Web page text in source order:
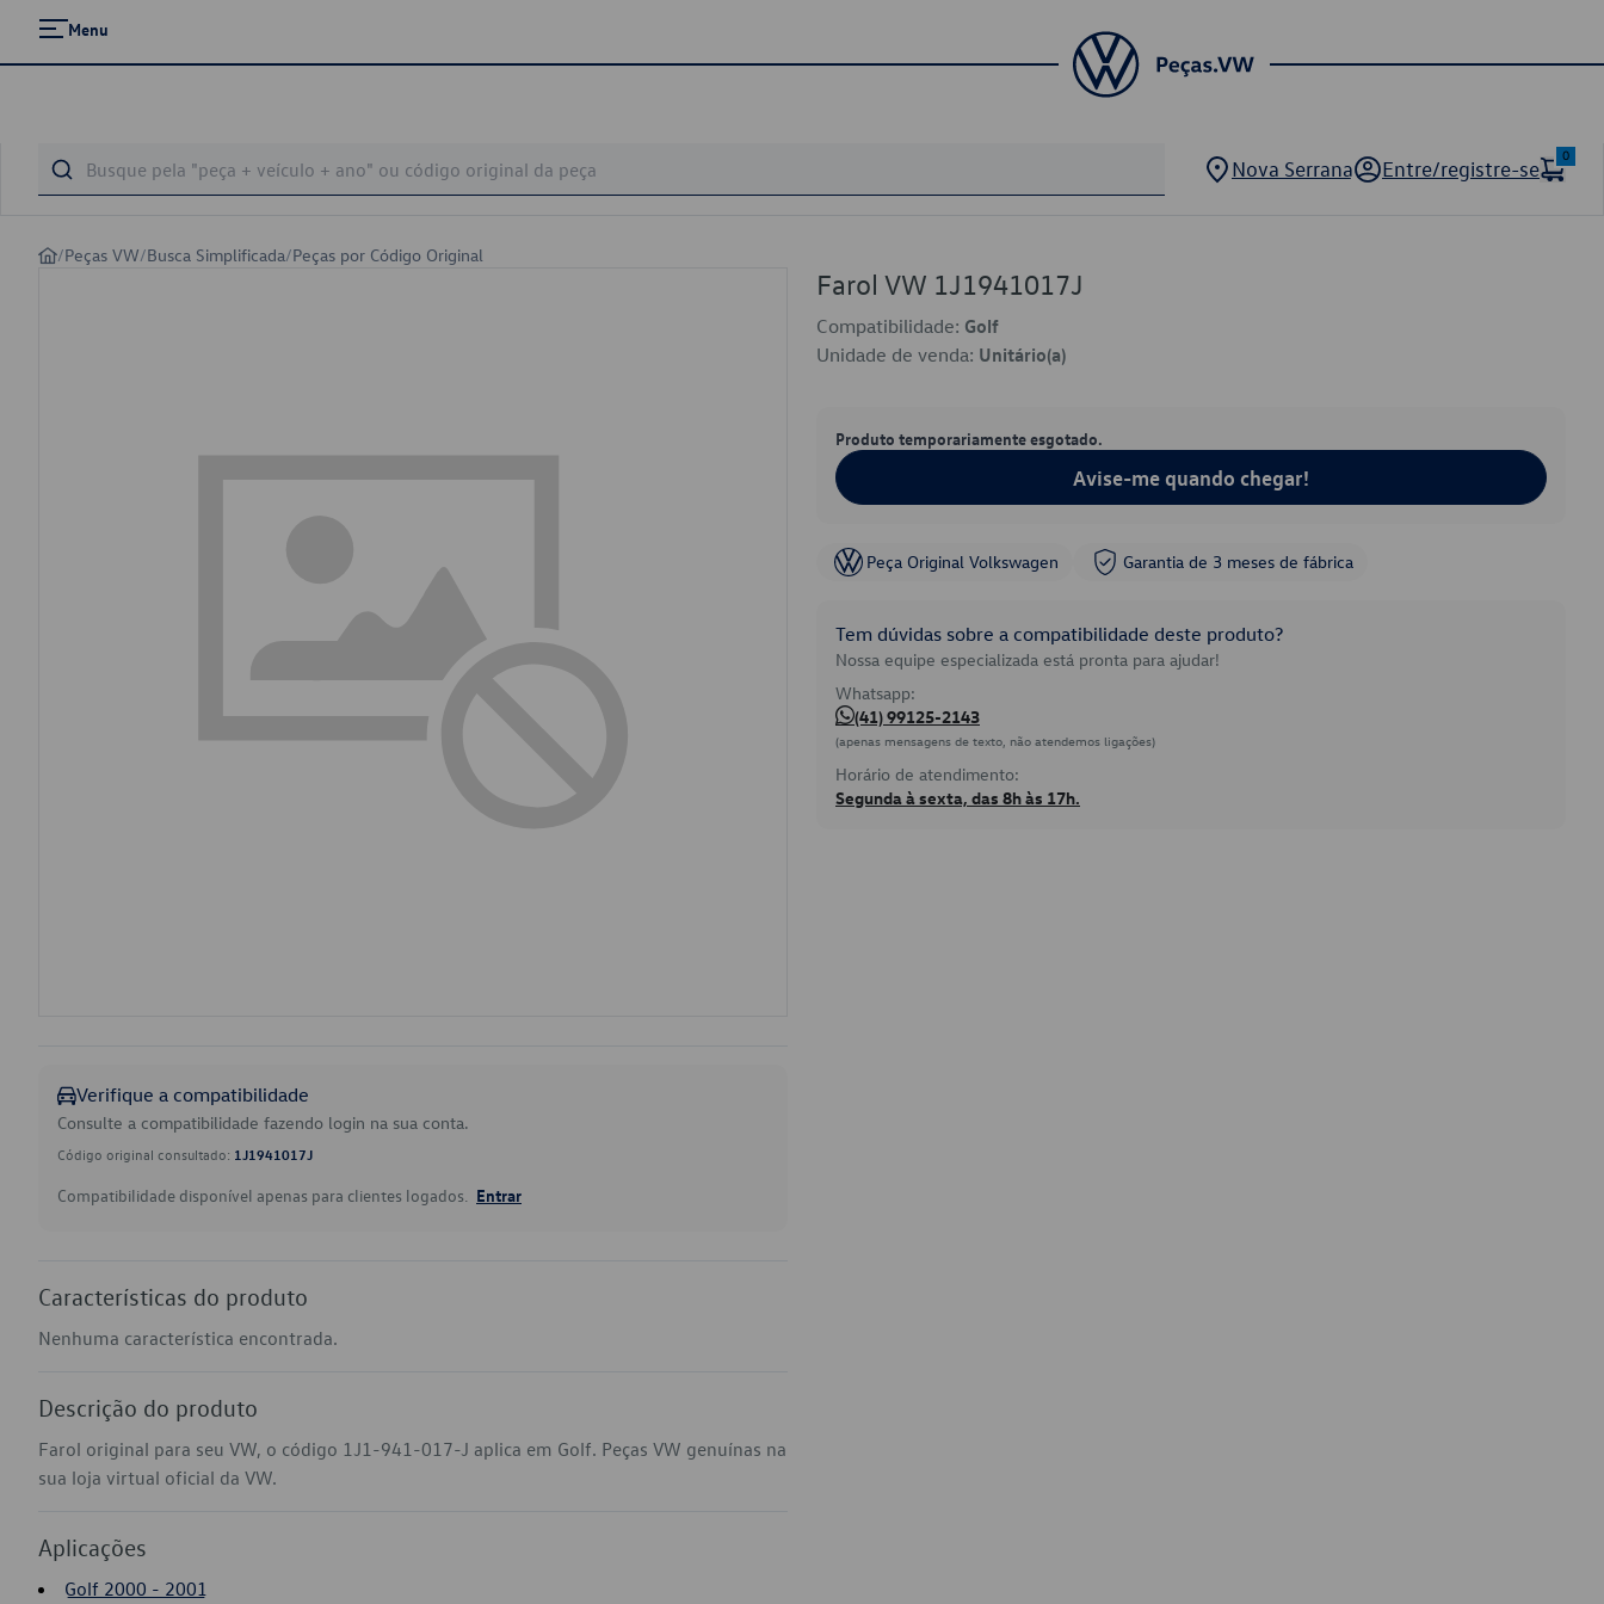
Menu
Nova Serrana Entre/registre-se
0
/Peças VW/Busca Simplificada/Peças por Código Original
Verifique a compatibilidade
Consulte a compatibilidade fazendo login na sua conta.
Código original consultado: 1J1941017J
Compatibilidade disponível apenas para clientes logados. Entrar
Características do produto
Nenhuma característica encontrada.
Descrição do produto
Farol original para seu VW, o código 1J1-941-017-J aplica em Golf. Peças VW genuínas na
sua loja virtual oficial da VW.
Aplicações
Golf 2000 - 2001
Farol VW 1J1941017J
Compatibilidade: Golf
Unidade de venda: Unitário(a)
Produto temporariamente esgotado.
Avise-me quando chegar!
Peça Original Volkswagen Garantia de 3 meses de fábrica
Tem dúvidas sobre a compatibilidade deste produto?
Nossa equipe especializada está pronta para ajudar!
Whatsapp:
(41) 99125-2143
(apenas mensagens de texto, não atendemos ligações)
Horário de atendimento:
Segunda à sexta, das 8h às 17h.